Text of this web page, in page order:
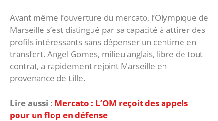
Avant même l’ouverture du mercato, l’Olympique de
Marseille s’est distingué par sa capacité à attirer des
profils intéressants sans dépenser un centime en
transfert. Angel Gomes, milieu anglais, libre de tout
contrat, a rapidement rejoint Marseille en
provenance de Lille.
Lire aussi : Mercato : L’OM reçoit des appels
pour un flop en défense